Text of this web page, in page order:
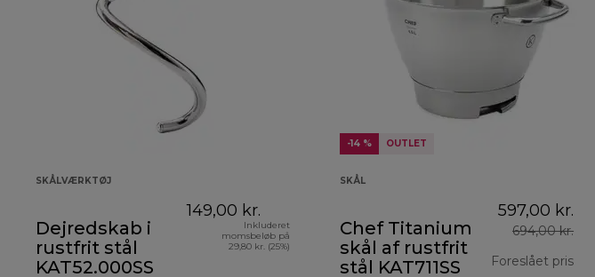
SKÅLVÆRKTØJ
Dejredskab i
rustfrit stål
KAT52.000SS
149,00 kr.
Inkluderet
momsbeløb på
29,80 kr. (25%)
-14 % OUTLET
SKÅL
Chef Titanium
skål af rustfrit
stål KAT711SS
597,00 kr.
694,00 kr.
Foreslået pris